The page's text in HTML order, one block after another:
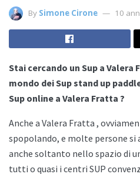
By Simone Cirone 10
Stai cercando un Sup a
mondo dei Sup stand up
Sup online a Valera Fratta ?
Anche a Valera Fratta ,
spopolando, e molte persone si
anche soltanto nello spazio di
tutti o quasi i centri SUP